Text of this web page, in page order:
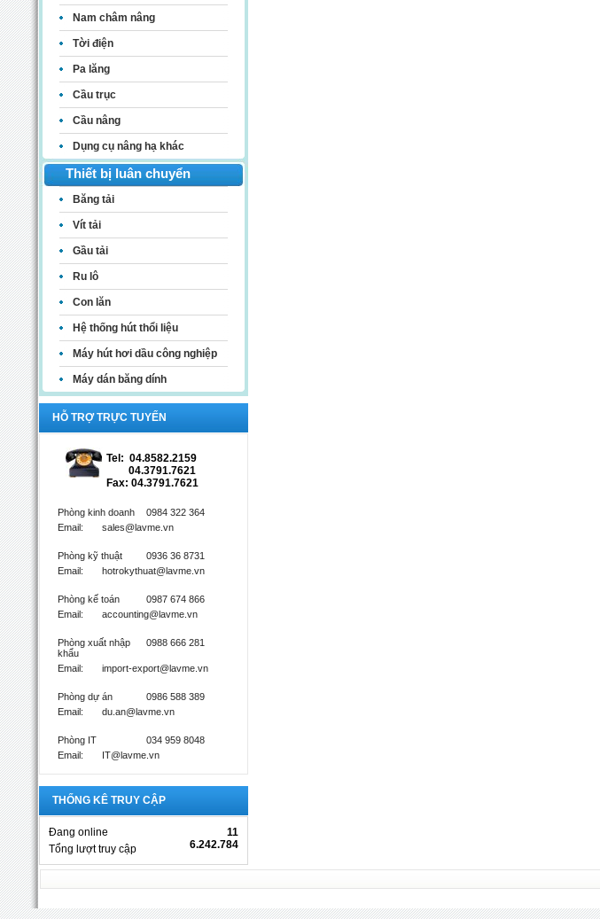
Nam châm nâng
Tời điện
Pa lăng
Cầu trục
Cầu nâng
Dụng cụ nâng hạ khác
Thiết bị luân chuyển
Băng tải
Vít tải
Gầu tải
Ru lô
Con lăn
Hệ thống hút thổi liệu
Máy hút hơi dầu công nghiệp
Máy dán băng dính
HỖ TRỢ TRỰC TUYẾN
Tel: 04.8582.2159
04.3791.7621
Fax: 04.3791.7621
Phòng kinh doanh
0984 322 364
Email:
sales@lavme.vn
Phòng kỹ thuật
0936 36 8731
Email:
hotrokythuat@lavme.vn
Phòng kế toán
0987 674 866
Email:
accounting@lavme.vn
Phòng xuất nhập
khẩu
0988 666 281
Email: import-export@lavme.vn
Phòng dự án
0986 588 389
Email:
du.an@lavme.vn
Phòng IT
034 959 8048
Email:
IT@lavme.vn
THỐNG KÊ TRUY CẬP
Đang online
11
Tổng lượt truy cập
6.242.784